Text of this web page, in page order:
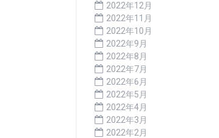
2022年12月
2022年11月
2022年10月
2022年9月
2022年8月
2022年7月
2022年6月
2022年5月
2022年4月
2022年3月
2022年2月